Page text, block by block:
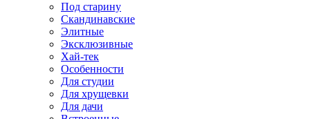
Под старину
Скандинавские
Элитные
Эксклюзивные
Хай-тек
Особенности
Для студии
Для хрущевки
Для дачи